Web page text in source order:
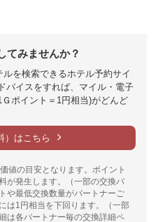
てみませんか？
を検索できるホテル予約サイ
バイスをすれば、マイル・電子
ポイント＝1円相当)がどんど
）はこちら
値の目安となります。ポイント
が発生します。（一部の交換パ
や最低交換数量がパートナーご
は1円相当を下回ります。（一部
は各パートナー毎の交換詳細ペ